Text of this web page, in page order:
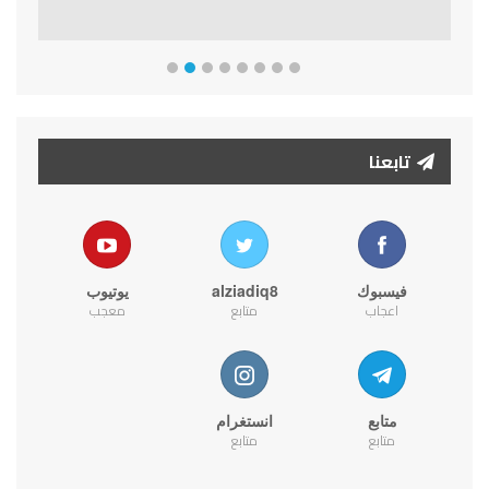
تابعنا
فيسبوك
اعجاب
alziadiq8
متابع
يوتيوب
معجب
متابع
متابع
انستغرام
متابع